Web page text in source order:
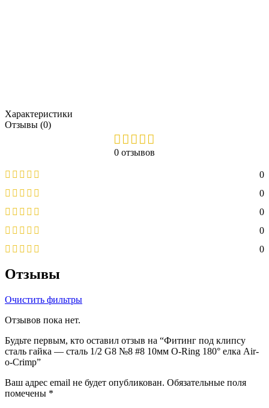
Характеристики
Отзывы (0)
0 отзывов
0
0
0
0
0
Отзывы
Очистить фильтры
Отзывов пока нет.
Будьте первым, кто оставил отзыв на “Фитинг под клипсу
сталь гайка — сталь 1/2 G8 №8 #8 10мм O-Ring 180° елка Air-
o-Crimp”
Ваш адрес email не будет опубликован. Обязательные поля
помечены *